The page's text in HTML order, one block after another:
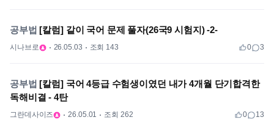
공부법 [칼럼] 같이 국어 문제 풀자(26국9 시험지) -2-
시나브로 26.05.03 조회 143 0 3
공부법 [칼럼] 국어 4등급 수험생이였던 내가 4개월 단기합격한
독해비결 - 4탄
그란데사이즈 26.05.01 조회 262 0 13